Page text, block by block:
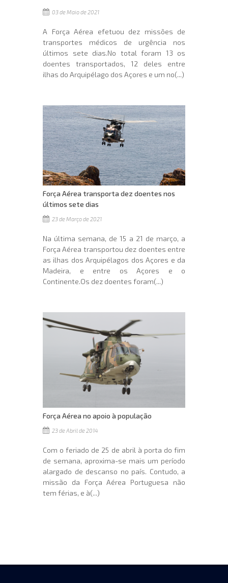
03 de Maio de 2021
A Força Aérea efetuou dez missões de
transportes médicos de urgência nos
últimos sete dias.No total foram 13 os
doentes transportados, 12 deles entre
ilhas do Arquipélago dos Açores e um no(...)
Força Aérea transporta dez doentes nos
últimos sete dias
23 de Março de 2021
Na última semana, de 15 a 21 de março, a
Força Aérea transportou dez doentes entre
as ilhas dos Arquipélagos dos Açores e da
Madeira, e entre os Açores e o
Continente.Os dez doentes foram(...)
Força Aérea no apoio à população
23 de Abril de 2014
Com o feriado de 25 de abril à porta do fim
de semana, aproxima-se mais um período
alargado de descanso no país. Contudo, a
missão da Força Aérea Portuguesa não
tem férias, e à(...)